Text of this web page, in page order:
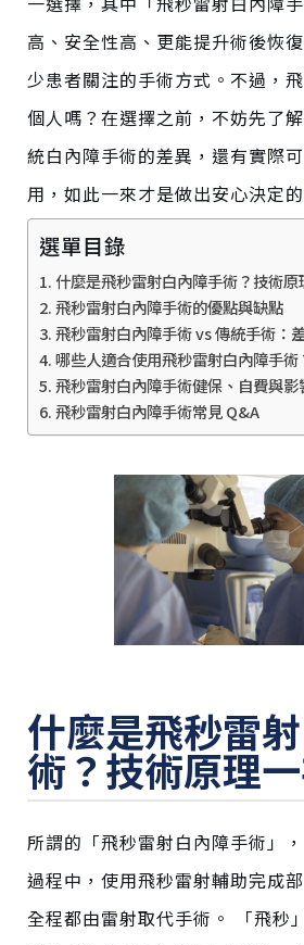
高、安全性高、更能提升術後恢
少患者關注的手術方式。不過，
個人嗎？在選擇之前，不妨先了
統白內障手術的差異，還有實際
用，如此一來才是做出安心決定的
選單目錄
什麼是飛秒雷射白內障手術？技術
飛秒雷射白內障手術的優點與缺點
飛秒雷射白內障手術 vs 傳統手術：
哪些人適合使用飛秒雷射白內障手術
飛秒雷射白內障手術健保、自費與影
飛秒雷射白內障手術常見 Q&A
什麼是飛秒雷
術？技術原理
所謂的「飛秒雷射白內障手術」
過程中，使用飛秒雷射輔助完成
全程都由雷射取代手術。 「飛秒